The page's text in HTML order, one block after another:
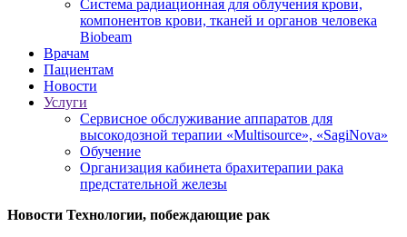
Система радиационная для облучения крови,
компонентов крови, тканей и органов человека
Biobeam
Врачам
Пациентам
Новости
Услуги
Сервисное обслуживание аппаратов для
высокодозной терапии «Multisource», «SagiNova»
Обучение
Организация кабинета брахитерапии рака
предстательной железы
Новости Технологии, побеждающие рак